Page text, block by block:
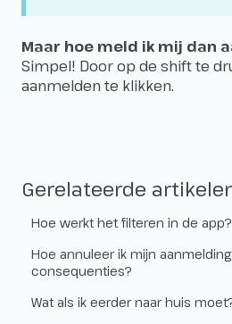
Maar hoe meld ik mij dan
Simpel! Door op de shift te
aanmelden te klikken.
Gerelateerde
Hoe werkt het filteren in de app?
Hoe annuleer ik mijn
consequenties?
Wat als ik eerder naar huis